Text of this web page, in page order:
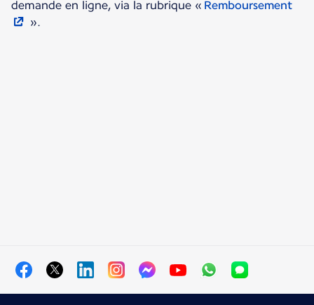
demande en ligne, via la rubrique « Remboursement
».